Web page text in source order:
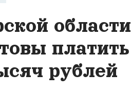
области
платить
рублей